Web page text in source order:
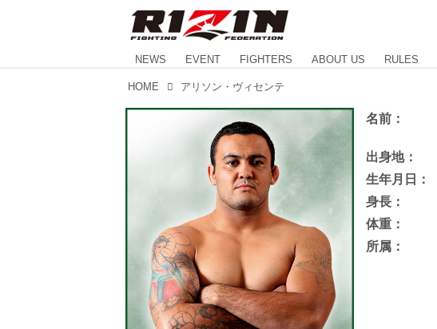
NEWS EVENT FIGHTERS ABOUT US RULES
HOME アリソン・ヴィセンテ
名前：
出身地：
生年月日：
身長：
体重：
所属：